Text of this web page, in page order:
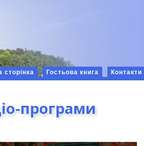
сторінка Гостьова книга Контакти
програми